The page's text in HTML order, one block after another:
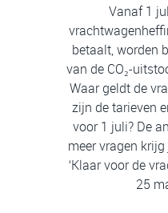
Vanaf 1
betaalt, worden
van de CO₂-
Waar geldt de
zijn de tarieven
voor 1 juli? De
meer vragen
‘Klaar voor de
25